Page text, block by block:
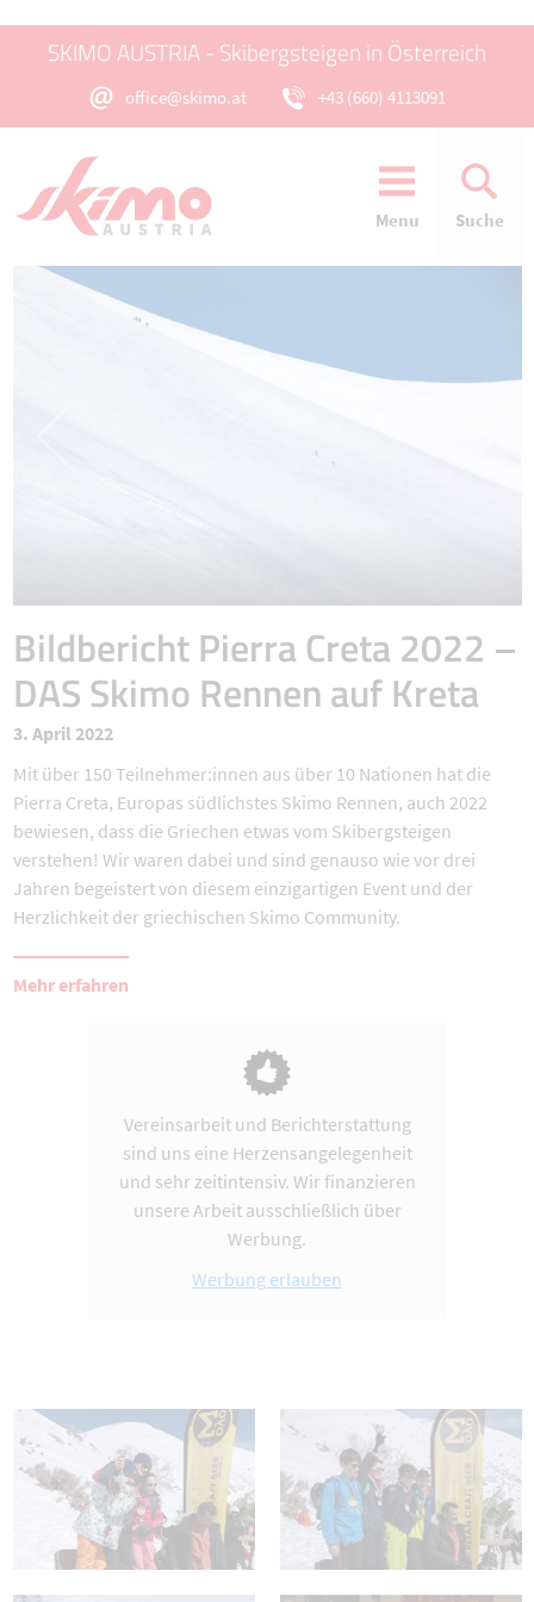
SKIMO AUSTRIA - Skibergsteigen in Österreich
office@skimo.at +43 (660) 4113091
Menu Suche
Bildbericht Pierra Creta 2022 –
DAS Skimo Rennen auf Kreta
3. April 2022
Mit über 150 Teilnehmer:innen aus über 10 Nationen hat die
Pierra Creta, Europas südlichstes Skimo Rennen, auch 2022
bewiesen, dass die Griechen etwas vom Skibergsteigen
verstehen! Wir waren dabei und sind genauso wie vor drei
Jahren begeistert von diesem einzigartigen Event und der
Herzlichkeit der griechischen Skimo Community.
Mehr erfahren
Vereinsarbeit und Berichterstattung
sind uns eine Herzensangelegenheit
und sehr zeitintensiv. Wir finanzieren
unsere Arbeit ausschließlich über
Werbung.
Werbung erlauben